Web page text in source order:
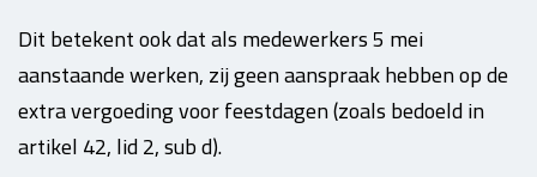
Dit betekent ook dat als medewerkers 5 mei
aanstaande werken, zij geen aanspraak hebben op de
extra vergoeding voor feestdagen (zoals bedoeld in
artikel 42, lid 2, sub d).